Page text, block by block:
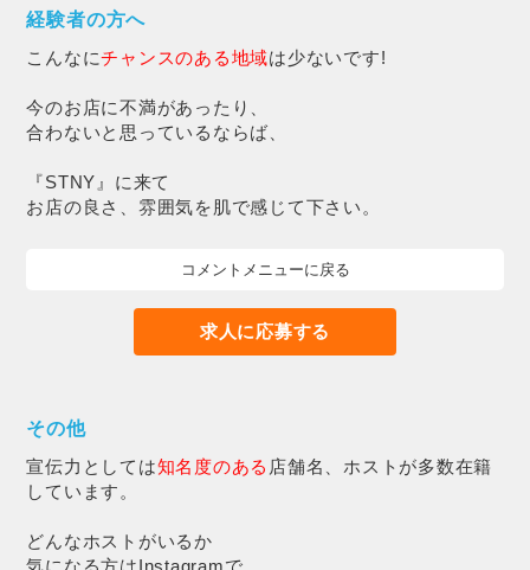
経験者の方へ
こんなにチャンスのある地域は少ないです!
今のお店に不満があったり、
合わないと思っているならば、
『STNY』に来て
お店の良さ、雰囲気を肌で感じて下さい。
コメントメニューに戻る
求人に応募する
その他
宣伝力としては知名度のある 店舗名、ホストが多数在籍
しています。
どんなホストがいるか
気になる方はInstagramで